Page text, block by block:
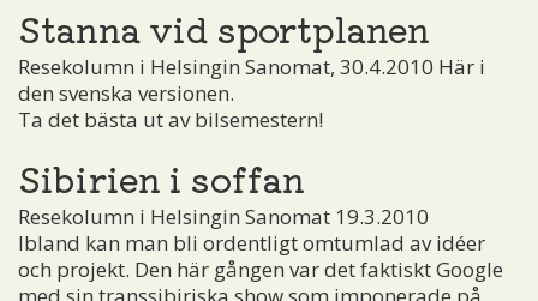
Stanna vid sportplanen
Resekolumn i Helsingin Sanomat, 30.4.2010 Här i
den svenska versionen.
Ta det bästa ut av bilsemestern!
Sibirien i soffan
Resekolumn i Helsingin Sanomat 19.3.2010
Ibland kan man bli ordentligt omtumlad av idéer
och projekt. Den här gången var det faktiskt Google
med sin transsibiriska show som imponerade på